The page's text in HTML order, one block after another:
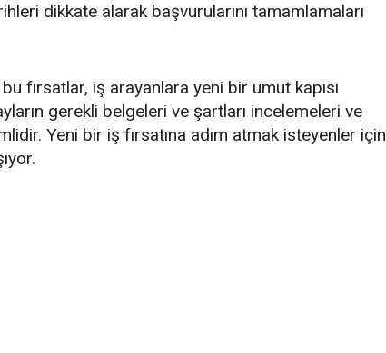
dikkate alarak başvurularını tamamlamaları
bu fırsatlar, iş arayanlara yeni bir umut kapısı
gerekli belgeleri ve şartları incelemeleri ve
Yeni bir iş fırsatına adım atmak isteyenler için